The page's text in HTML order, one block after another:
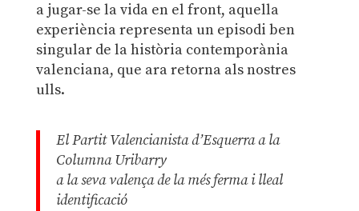
a jugar-se la vida en el front, aquella
experiència representa un episodi ben
singular de la història contemporània
valenciana, que ara retorna als nostres
ulls.
El Partit Valencianista d’Esquerra a la
Columna Uribarry
a la seva valença de la més ferma i lleal
identificació